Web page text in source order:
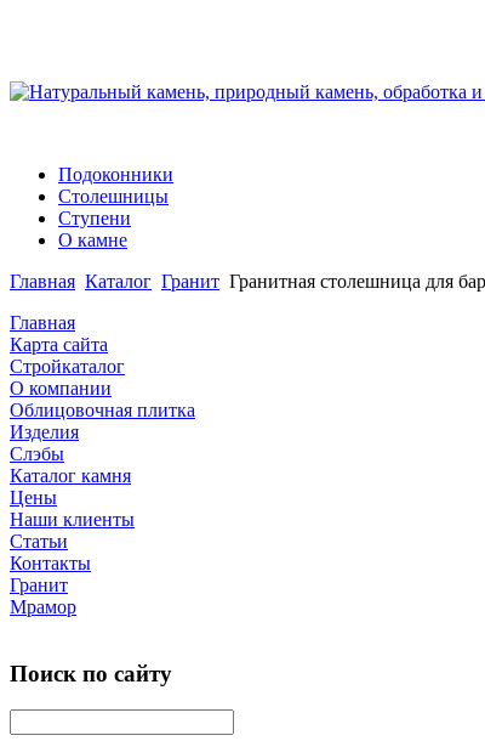
Подоконники
Столешницы
Ступени
О камне
Главная Каталог Гранит Гранитная столешница для
Главная
Карта сайта
Стройкаталог
О компании
Облицовочная плитка
Изделия
Слэбы
Каталог камня
Цены
Наши клиенты
Статьи
Контакты
Гранит
Мрамор
Поиск по сайту